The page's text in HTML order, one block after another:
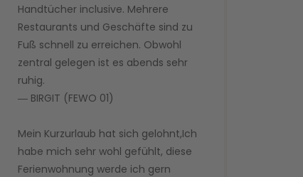
Handtücher inclusive. Mehrere
Restaurants und Geschäfte sind zu
Fuß schnell zu erreichen. Obwohl
zentral gelegen ist es abends sehr
ruhig.
― BIRGIT (FEWO 01)
Mein Kurzurlaub hat sich gelohnt,Ich
habe mich sehr wohl gefühlt, diese
Ferienwohnung werde ich gern